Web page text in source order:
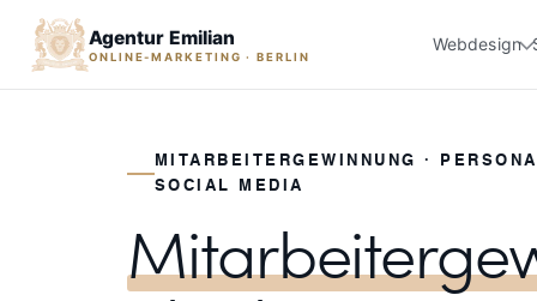
Agentur Emilian
ONLINE-MARKETING · BERLIN
Webdesign
MITARBEITERGEWINNUNG ·
SOCIAL MEDIA